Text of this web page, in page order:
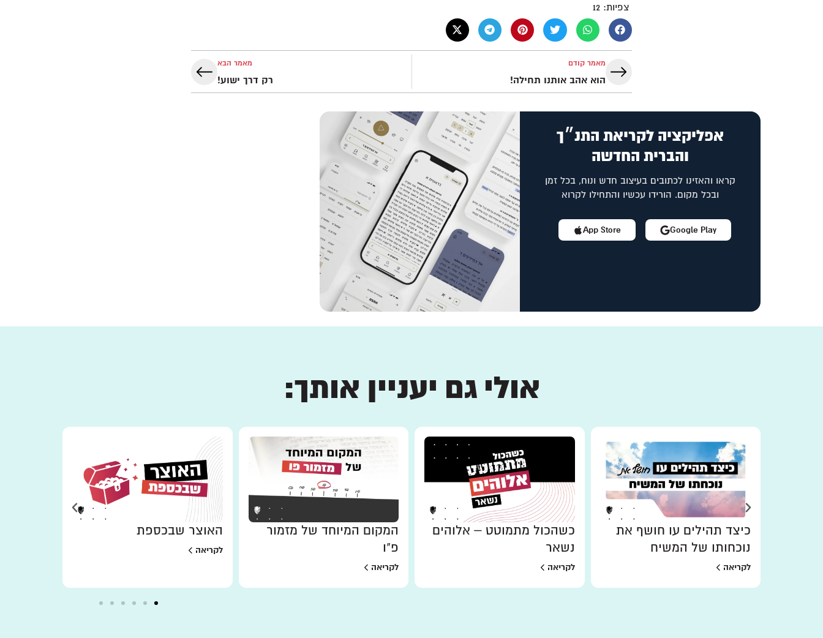
צפיות: 12
מאמר קודם
הוא אהב אותנו תחילה!
מאמר הבא
רק דרך ישוע!
אפליקציה לקריאת התנ״ך
והברית החדשה
קראו והאזינו לכתובים בעיצוב חדש ונוח, בכל זמן
ובכל מקום. הורידו עכשיו והתחילו לקרוא
App Store Google Play
אולי גם יעניין אותך:
כיצד תהילים עו חושף את
נוכחותו של המשיח
לקריאה
כשהכול מתמוטט – אלוהים
נשאר
לקריאה
המקום המיוחד של מזמור
פ"ו
לקריאה
האוצר שבכספת
לקריאה